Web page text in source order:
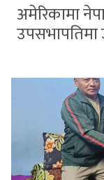
अमेरिकामा
उपसभापतिमा